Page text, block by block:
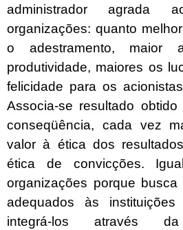
administrador agrada
organizações: quanto
o adestramento,
produtividade, maiores os
felicidade para os
Associa-se resultado
conseqüência, cada vez
valor à ética dos
ética de convicções.
organizações porque busca
adequados às
integrá-los através